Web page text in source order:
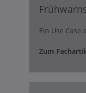
Ein Use Case
Zum